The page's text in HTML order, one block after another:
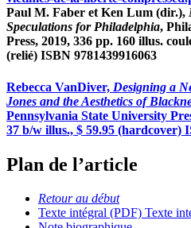
Paul M. Faber et Ken Lum (dir.),
Speculations for Philadelphia,
Press, 2019, 336 pp. 160 illus.
(relié) ISBN 9781439916063
Rebecca VanDiver, Designing a
Jones and the Aesthetics of
Pennsylvania State University
37 b/w illus., $ 59.95 (hardcover)
Plan de l’article
Retour au début
Texte intégral (PDF) Texte